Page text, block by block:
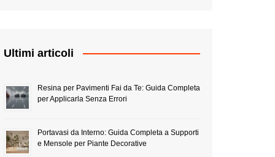
Ultimi articoli
Resina per Pavimenti Fai da Te: Guida Completa
per Applicarla Senza Errori
Portavasi da Interno: Guida Completa a Supporti
e Mensole per Piante Decorative